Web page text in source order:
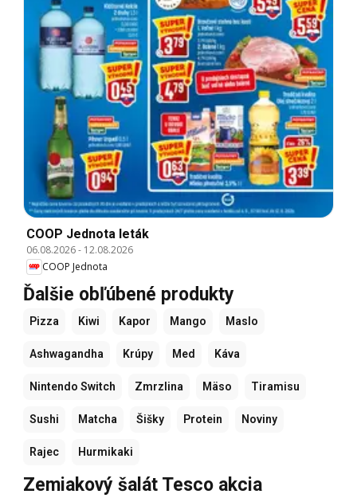
COOP Jednota leták
06.08.2026- 12.08.2026
COOP Jednota
Ďalšie obľúbené produkty
Pizza Kiwi Kapor Mango Maslo
Ashwagandha Krúpy Med Káva
Nintendo Switch Zmrzlina Mäso Tiramisu
Sushi Matcha Šišky Protein Noviny
Rajec Hurmikaki
Zemiakový šalát Tesco akcia